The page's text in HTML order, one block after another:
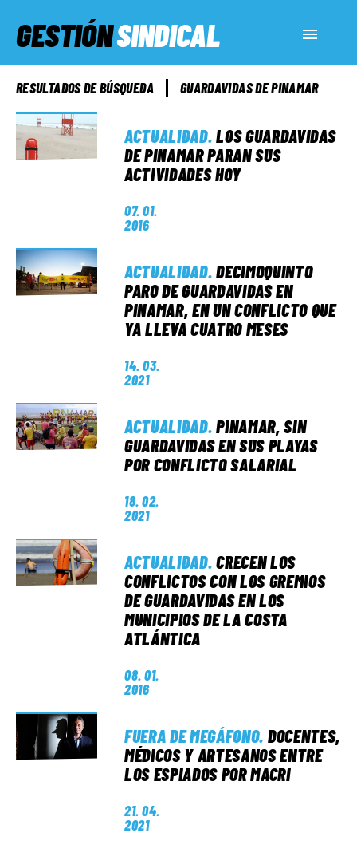
GESTIÓNSINDICAL
ACTUALIDAD
SERVICIOS SOCIALES
INFORMES ESPECIALES
FUERA DE MEGÁFONO
EL LADO «G»
RESULTADOS DE BÚSQUEDA GUARDAVIDAS DE PINAMAR
ACTUALIDAD. LOS GUARDAVIDAS
DE PINAMAR PARAN SUS
ACTIVIDADES HOY
07. 01.
2016
ACTUALIDAD. DECIMOQUINTO
PARO DE GUARDAVIDAS EN
PINAMAR, EN UN CONFLICTO QUE
YA LLEVA CUATRO MESES
14. 03.
2021
ACTUALIDAD. PINAMAR, SIN
GUARDAVIDAS EN SUS PLAYAS
POR CONFLICTO SALARIAL
18. 02.
2021
ACTUALIDAD. CRECEN LOS
CONFLICTOS CON LOS GREMIOS
DE GUARDAVIDAS EN LOS
MUNICIPIOS DE LA COSTA
ATLÁNTICA
08. 01.
2016
FUERA DE MEGÁFONO. DOCENTES,
MÉDICOS Y ARTESANOS ENTRE
LOS ESPIADOS POR MACRI
21. 04.
2021